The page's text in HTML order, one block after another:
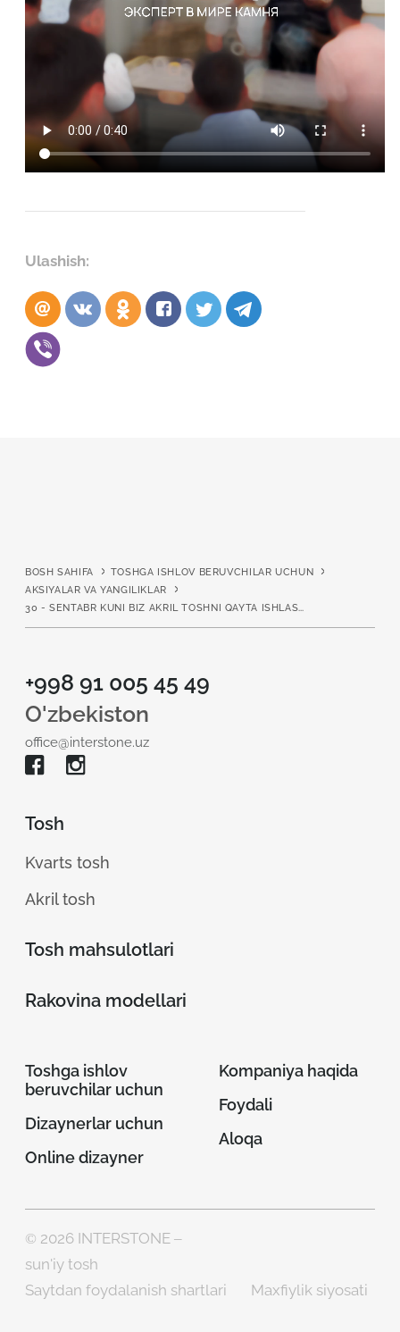
Ulashish:
BOSH SAHIFA
TOSHGA ISHLOV BERUVCHILAR UCHUN
AKSIYALAR VA YANGILIKLAR
+998 91 005 45 49
O'zbekiston
office@interstone.uz
Tosh
Kvarts tosh
Akril tosh
Tosh mahsulotlari
Rakovina modellari
Toshga ishlov
beruvchilar uchun
Dizaynerlar uchun
Online dizayner
Kompaniya haqida
Foydali
Aloqa
© 2026 INTERSTONE –
sun'iy tosh
Saytdan foydalanish shartlari
Maxfiylik siyosati